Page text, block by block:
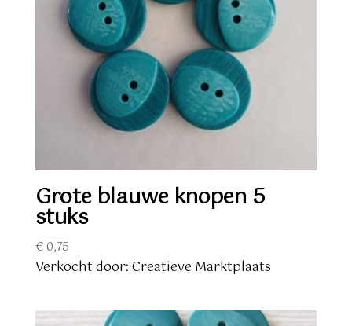
Grote blauwe knopen 5
stuks
€0,75
Verkocht door: Creatieve Marktplaats